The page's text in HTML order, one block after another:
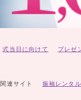
式当日に向けて プレゼ
関連サイト 振袖レンタ